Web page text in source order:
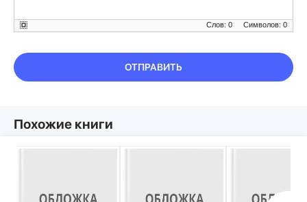
Символов: 0
Слов: 0
ОТПРАВИТЬ
Похожие книги